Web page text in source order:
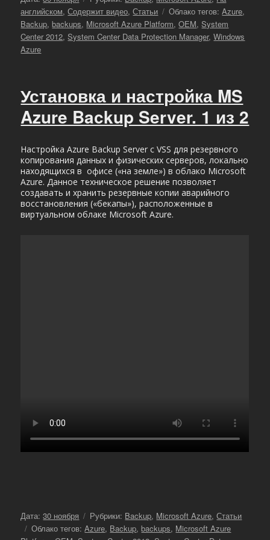
английском,Содержит видео,Статьи Метки
Облако тегов:Azure,
Backup,backups, Microsoft Azure Platform,OEM,System
Center 2012,System Center Data Protection Manager,Windows
Azure
Установка и настройка MS
Azure Backup Server. 1 из 2
Настройка Azure Backup Server с VSS для резервного
копирования данных и физических серверов, локально
находящихся в офисе («на земле») в облако Microsoft
Azure. Данное техническое решение позволяет
создавать и хранить резервные копии аварийного
восстановления («бекапы»), расположенные в
виртуальном облаке Microsoft Azure.
Опубликовано
Дата:30 ноября Рубрики
Рубрики: Backup, Microsoft Azure,Статьи
Метки
Облако тегов:Azure, Backup,backups, Microsoft Azure